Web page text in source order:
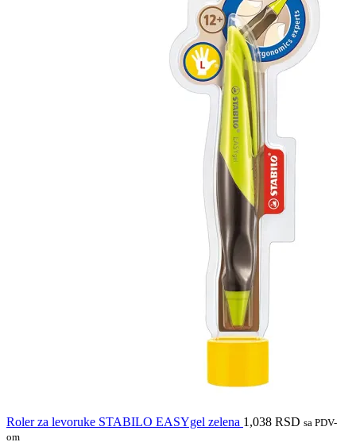
Roler za levoruke STABILO EASYgel zelena 1,038 RSD sa PDV-
om